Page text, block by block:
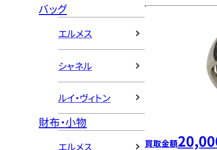
バッグ
エルメス
シャネル
ルイ・ヴィトン
財布・小物
エルメス 買取金額